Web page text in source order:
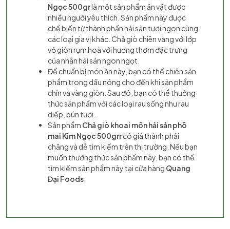
Ngọc 500grlà một sản phẩm ăn vặt được
nhiều người yêu thích. Sản phẩm này được
chế biến từ thành phần hải sản tươi ngon cùng
các loại gia vị khác. Chả giò chiên vàng với lớp
vỏ giòn rụm hoà với hương thơm đặc trưng
của nhân hải sản ngon ngọt.
Để chuẩn bị món ăn này, bạn có thể chiên sản
phẩm trong dầu nóng cho đến khi sản phẩm
chín và vàng giòn. Sau đó, bạn có thể thưởng
thức sản phẩm với các loại rau sống như rau
diếp, bún tươi.
Sản phẩm Chả giò khoai môn hải sản phô
mai Kim Ngọc 500grrcó giá thành phải
chăng và dễ tìm kiếm trên thị trường. Nếu bạn
muốn thưởng thức sản phẩm này, bạn có thể
tìm kiếm sản phẩm này tại cửa hàng Quang
Đại Foods